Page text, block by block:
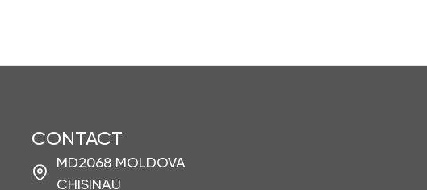
CONTACT
MD2068 MOLDOVA
CHISINAU